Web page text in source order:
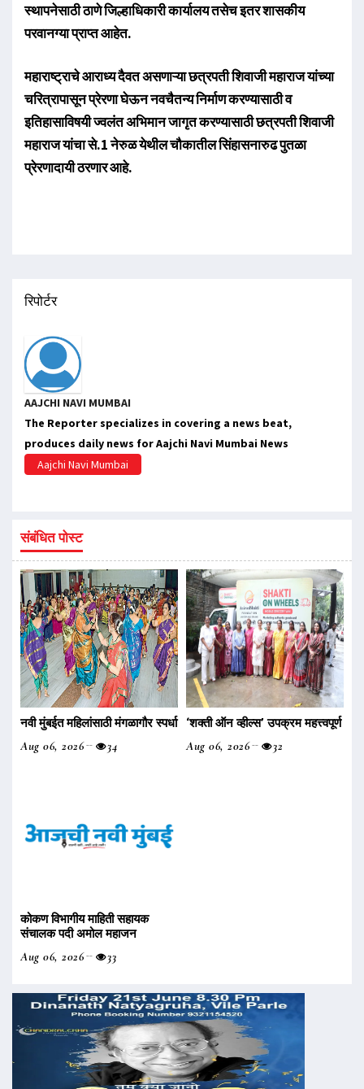
स्थापनेसाठी ठाणे जिल्हाधिकारी कार्यालय तसेच इतर शासकीय
परवानग्या प्राप्त आहेत.
महाराष्ट्राचे आराध्य दैवत असणाऱ्या छत्रपती शिवाजी महाराज यांच्या
चरित्रापासून प्रेरणा घेऊन नवचैतन्य निर्माण करण्यासाठी व
इतिहासाविषयी ज्वलंत अभिमान जागृत करण्यासाठी छत्रपती शिवाजी
महाराज यांचा से.1 नेरुळ येथील चौकातील सिंहासनारुढ पुतळा
प्रेरणादायी ठरणार आहे.
रिपोर्टर
AAJCHI NAVI MUMBAI
The Reporter specializes in covering a news beat,
produces daily news for Aajchi Navi Mumbai News
Aajchi Navi Mumbai
संबंधित पोस्ट
नवी मुंबईत महिलांसाठी मंगळागौर स्पर्धा
Aug 06, 2026
34
‌‘शक्ती ऑन व्हील्स‌’ उपक्रम महत्त्वपूर्ण
Aug 06, 2026
32
कोकण विभागीय माहिती सहायक
संचालक पदी अमोल महाजन
Aug 06, 2026
33